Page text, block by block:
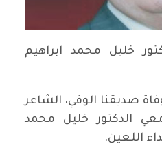
خليل محمد ابراهيم
صديقنا الوفي، الشاعر
الدكتور خليل محمد
اللعين.